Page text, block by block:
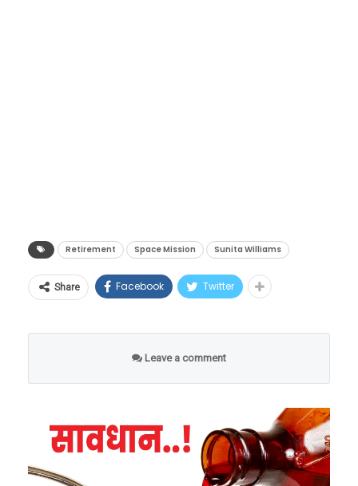
608 दिवस अंतराळात घालवले – NASA मधील
9 स्पेसवॉक केले
62 तास 6 मिनिटे अंतराळाबाहेर काम केले
Retirement Space Mission Sunita Williams
Share Facebook Twitter
Leave a comment